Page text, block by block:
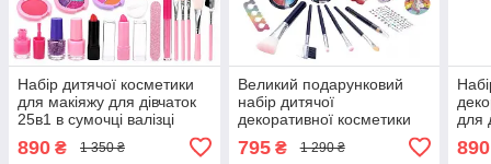
Набір дитячої косметики
для макіяжу для дівчаток
25в1 в сумочці валізці
Єдиноріг Рожевий (60535)
890 ₴ 1 350 ₴
Великий подарунковий
набір дитячої
декоративної косметики
для макіяжу і манікюру у
валізці Єдиноріг (60691)
795₴ 1 290 ₴
для
890